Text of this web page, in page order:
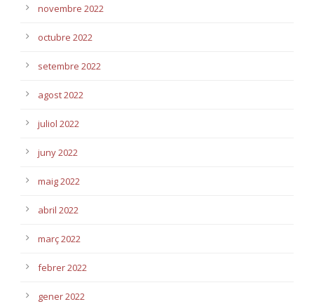
novembre 2022
octubre 2022
setembre 2022
agost 2022
juliol 2022
juny 2022
maig 2022
abril 2022
març 2022
febrer 2022
gener 2022